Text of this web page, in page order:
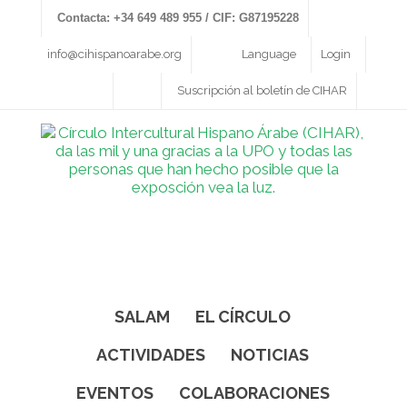
Contacta: +34 649 489 955 / CIF: G87195228
info@cihispanoarabe.org Login
Language
Suscripción al boletín de CIHAR
SALAM
EL CÍRCULO
ACTIVIDADES
NOTICIAS
EVENTOS
COLABORACIONES